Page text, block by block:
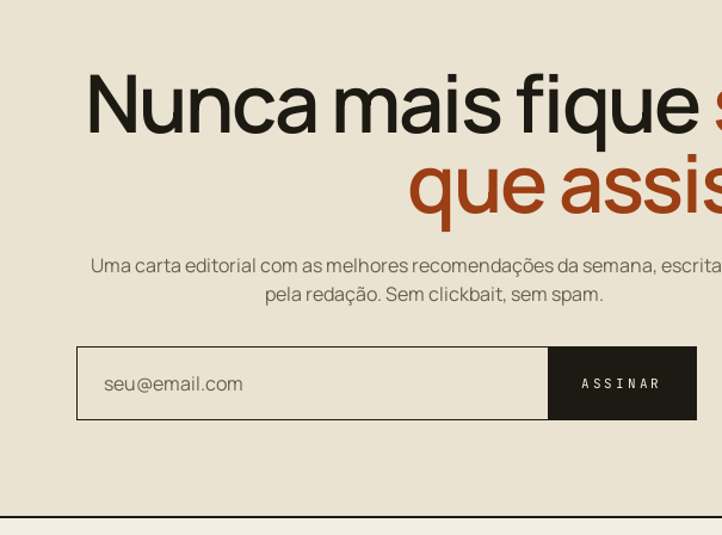
Nunca mais fique
que
Uma carta editorial com as melhores recomendações da semana,
pela redação. Sem clickbait, sem spam.
ASSINAR